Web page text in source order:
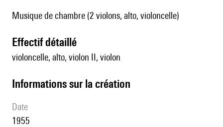
Musique de chambre (2 violons, alto, violoncelle)
effectif détaillé
violoncelle, alto, violon II, violon
informations sur la création
date
1955